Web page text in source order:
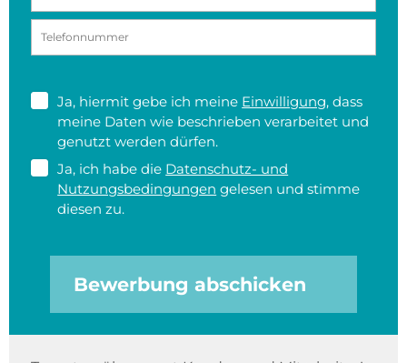
Ja, hiermit gebe ich meine Einwilligung, dass
meine Daten wie beschrieben verarbeitet und
genutzt werden dürfen.
Ja, ich habe die Datenschutz- und
Nutzungsbedingungen gelesen und stimme
diesen zu.
Bewerbung abschicken